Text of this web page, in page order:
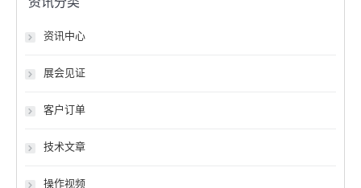
资讯中心
展会见证
客户订单
技术文章
操作视频